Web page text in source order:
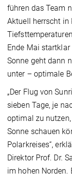
führen das Team
Aktuell herrscht in
Ende Mai
Sonne geht dann
unter – optimale
„Der Flug von
sieben Tage, je
optimal zu
Sonne schauen
Polarkreises“,
Direktor Prof. Dr.
im hohen Norden.